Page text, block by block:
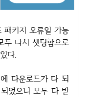
패키지 오류일 가능
두 다시 셋팅함으로
다.
었으니 모두 다 받